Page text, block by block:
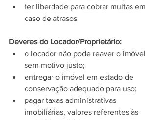
ter liberdade para cobrar multas em
caso de atrasos.
Deveres do Locador/Proprietário:
o locador não pode reaver o imóvel
sem motivo justo;
entregar o imóvel em estado de
conservação adequado para uso;
pagar taxas administrativas
imobiliárias, valores referentes às